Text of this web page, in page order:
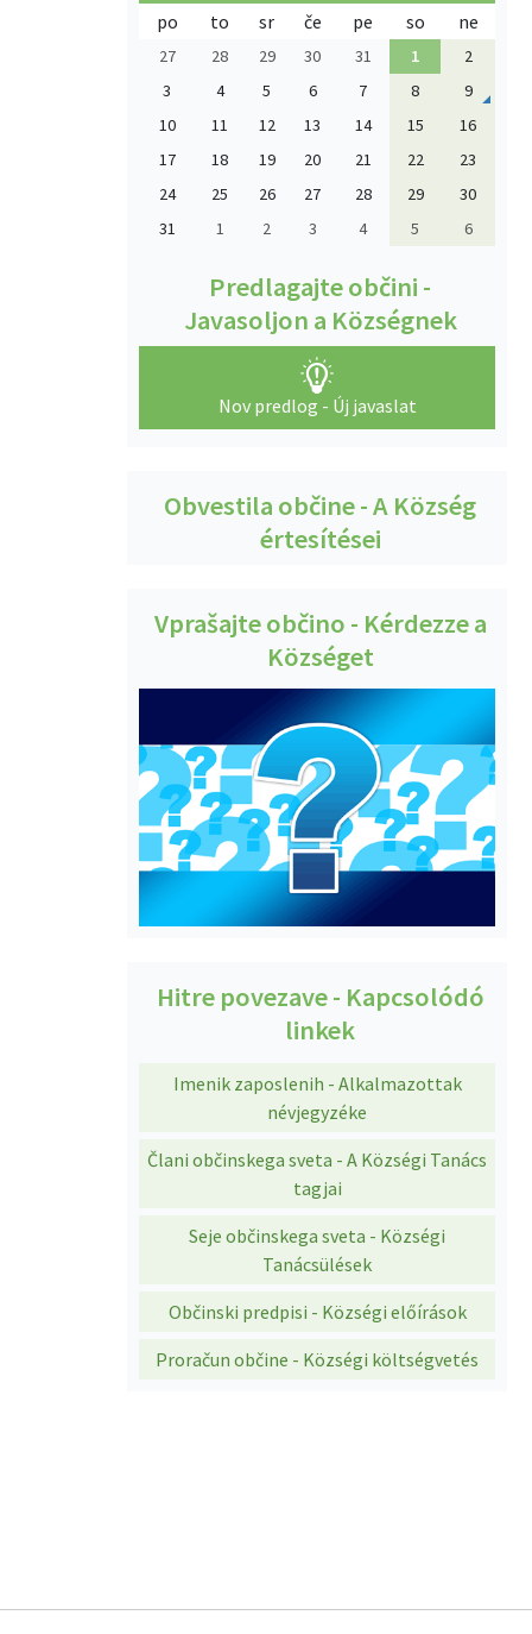
po
to sr če pe so ne
27 28 29 30 31 1
2
3
4 5 6 7 8
9
10
11 12 13 14 15
16
17
18 19 20 21 22
23
24
25 26 27 28 29
30
31
1 2 3 4 5 6
Predlagajte občini -
Javasoljon a Községnek
Nov predlog - Új javaslat
Obvestila občine - A Község
értesítései
Vprašajte občino - Kérdezze a
Községet
Hitre povezave - Kapcsolódó
linkek
Imenik zaposlenih - Alkalmazottak
névjegyzéke
Člani občinskega sveta - A Községi Tanács
tagjai
Seje občinskega sveta - Községi
Tanácsülések
Občinski predpisi - Községi előírások
Proračun občine - Községi költségvetés